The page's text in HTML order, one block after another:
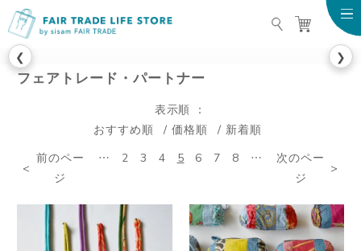
FAIR TRADE LIFE
❮ ❯
フェアトレード・パートナー
表示順
おすすめ順
価格順
新着順
前のペー
ジ
… 2 3 4 5 6 7 8 …
次のペー
ジ